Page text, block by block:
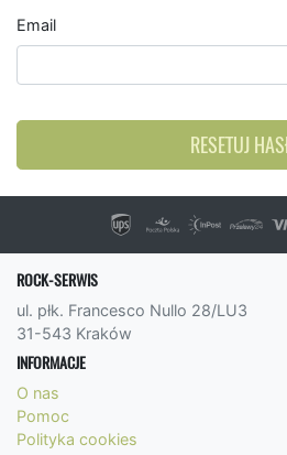
Email
RESETUJ
ROCK-SERWIS
ul. płk. Francesco Nullo 28/LU3
31-543 Kraków
INFORMACJE
O nas
Pomoc
Polityka cookies